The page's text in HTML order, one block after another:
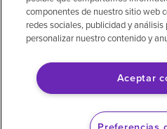
© 2026 Encompass
Preferencias
Aviso legal: Se tradujo
inteligencia artificial (IA).
componentes de nuestro sitio web
redes sociales, publicidad y
personalizar nuestro contenido y
Aceptar